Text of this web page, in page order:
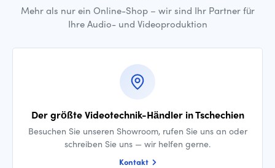
Mehr als nur ein Online-Shop – wir sind Ihr Partner für
Ihre Audio- und Videoproduktion
Der größte Videotechnik-Händler in Tschechien
Besuchen Sie unseren Showroom, rufen Sie uns an oder
schreiben Sie uns — wir helfen gerne.
Kontakt